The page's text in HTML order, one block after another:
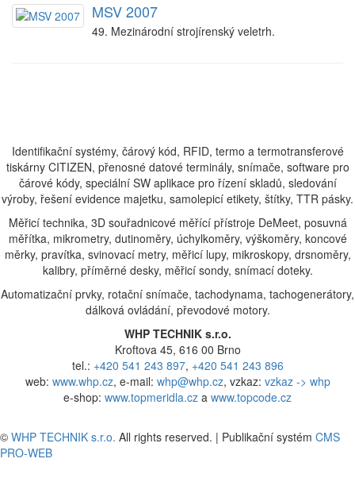
MSV 2007
49. Mezinárodní strojírenský veletrh.
Identifikační systémy, čárový kód, RFID, termo a termotransferové
tiskárny CITIZEN, přenosné datové terminály, snímače, software pro
čárové kódy, speciální SW aplikace pro řízení skladů, sledování
výroby, řešení evidence majetku, samolepicí etikety, štítky, TTR pásky.
Měřicí technika, 3D souřadnicové měřící přístroje DeMeet, posuvná
měřítka, mikrometry, dutinoměry, úchylkoměry, výškoměry, koncové
měrky, pravítka, svinovací metry, měřicí lupy, mikroskopy, drsnoměry,
kalibry, příměrné desky, měřicí sondy, snímací doteky.
Automatizační prvky, rotační snímače, tachodynama, tachogenerátory,
dálková ovládání, převodové motory.
WHP TECHNIK s.r.o.
Kroftova 45, 616 00 Brno
tel.: +420 541 243 897, +420 541 243 896
web: www.whp.cz, e-mail: whp@whp.cz, vzkaz: vzkaz -> whp
e-shop: www.topmeridla.cz a www.topcode.cz
© WHP TECHNIK s.r.o. All rights reserved. | Publikační systém CMS
PRO-WEB